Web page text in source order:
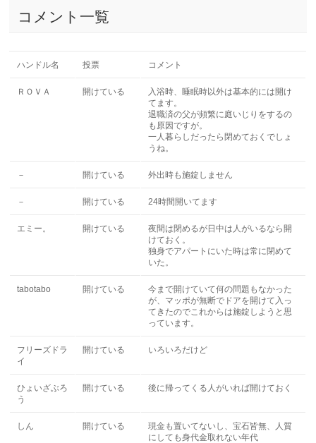
コメント一覧
ハンドル名 投票 コメント
ＲＯＶＡ 開けている
入浴時、睡眠時以外は基本的には開け
てます。
退職済の父が頻繁に庭いじりをするの
も原因ですが。
一人暮らしだったら閉めておくでしょ
うね。
－ 開けている 外出時も施錠しません
－ 開けている 24時間開いてます
エミー。 開けている
夜間は閉めるが日中は人がいるなら開
けておく。
独身でアパートにいた時は常に閉めて
いた。
tabotabo 開けている
今まで開けていて何の問題もなかった
が、マッポが無断でドアを開けて入っ
てきたのでこれからは施錠しようと思
っています。
フリーズドラ
イ
開けている いろいろだけど
ひょいざぶろ
う
開けている 後に帰ってくる人がいれば開けておく
しん 開けている
現金も置いてないし、宝石皆無、人質
にしても身代金取れない年代